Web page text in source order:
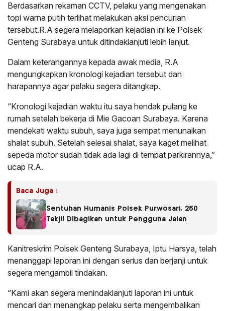
Berdasarkan rekaman CCTV, pelaku yang mengenakan
topi warna putih terlihat melakukan aksi pencurian
tersebut.R.A segera melaporkan kejadian ini ke Polsek
Genteng Surabaya untuk ditindaklanjuti lebih lanjut.
Dalam keterangannya kepada awak media, R.A
mengungkapkan kronologi kejadian tersebut dan
harapannya agar pelaku segera ditangkap.
“Kronologi kejadian waktu itu saya hendak pulang ke
rumah setelah bekerja di Mie Gacoan Surabaya. Karena
mendekati waktu subuh, saya juga sempat menunaikan
shalat subuh. Setelah selesai shalat, saya kaget melihat
sepeda motor sudah tidak ada lagi di tempat parkirannya,”
ucap R.A.
Baca Juga :
Sentuhan Humanis Polsek Purwosari, 250
Takjil Dibagikan untuk Pengguna Jalan
Kanitreskrim Polsek Genteng Surabaya, Iptu Harsya, telah
menanggapi laporan ini dengan serius dan berjanji untuk
segera mengambil tindakan.
“Kami akan segera menindaklanjuti laporan ini untuk
mencari dan menangkap pelaku serta mengembalikan